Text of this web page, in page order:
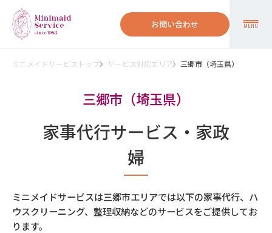
お問い合わせ MENU
ミニメイドサービストップ サービス対応エリア 三郷市（埼玉県）
三郷市（埼玉県）
家事代行サービス・家政
婦
ミニメイドサービスは三郷市エリアでは以下の家事代行、ハ
ウスクリーニング、整理収納などのサービスをご提供してお
ります。